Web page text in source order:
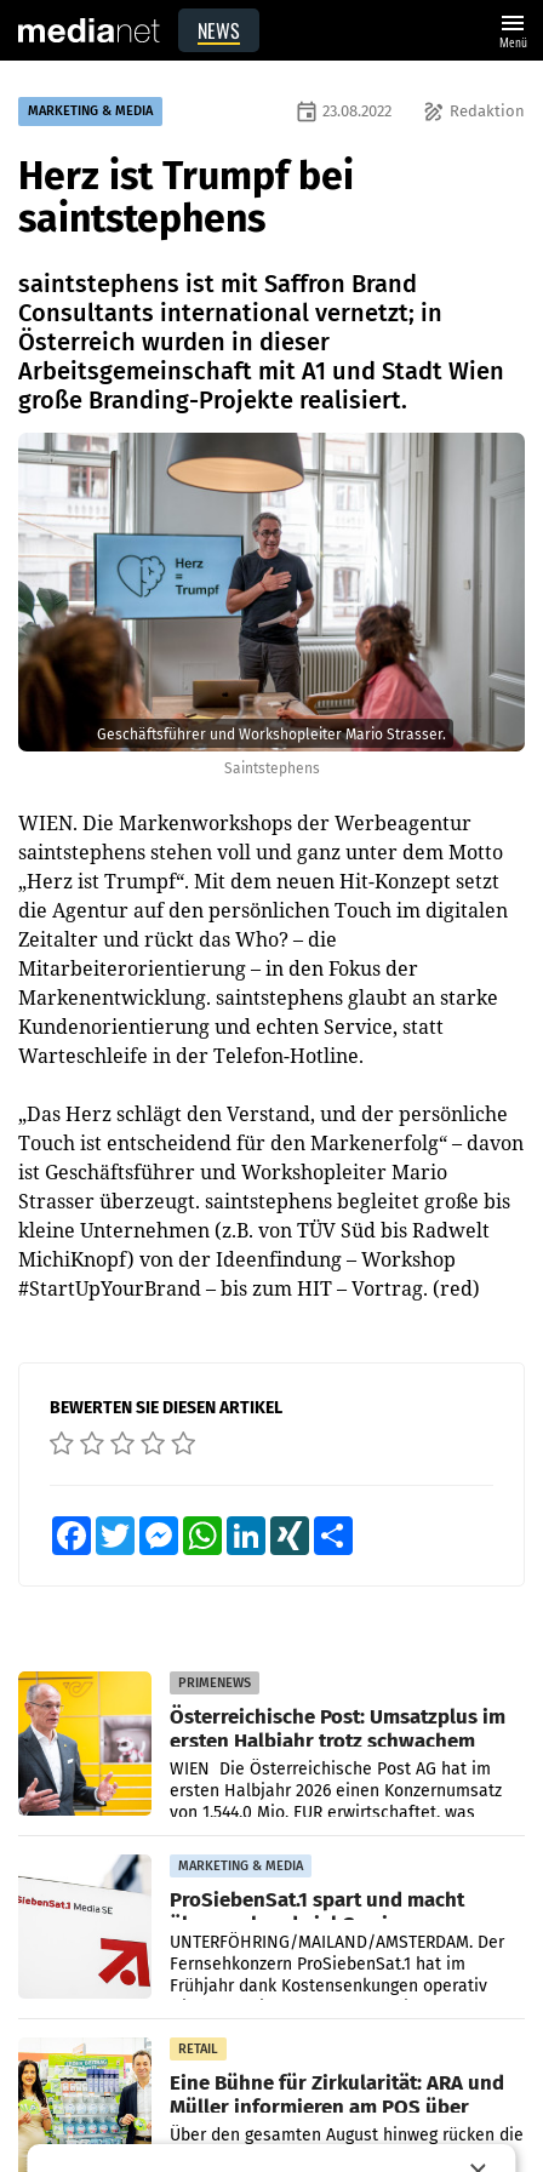
NEWS menu
Menü
Saintstephens
Geschäftsführer und Workshopleiter Mario Strasser.
MARKETING & MEDIA draw Redaktion
event 23.08.2022
Herz ist Trumpf bei
saintstephens
saintstephens ist mit Saffron Brand
Consultants international vernetzt; in
Österreich wurden in dieser
Arbeitsgemeinschaft mit A1 und Stadt Wien
große Branding-Projekte realisiert.
WIEN. Die Markenworkshops der Werbeagentur
saintstephens stehen voll und ganz unter dem Motto
„Herz ist Trumpf“. Mit dem neuen Hit-Konzept setzt
die Agentur auf den persönlichen Touch im digitalen
Zeitalter und rückt das Who? – die
Mitarbeiterorientierung – in den Fokus der
Markenentwicklung. saintstephens glaubt an starke
Kundenorientierung und echten Service, statt
Warteschleife in der Telefon-Hotline.
„Das Herz schlägt den Verstand, und der persönliche
Touch ist entscheidend für den Markenerfolg“ – davon
ist Geschäftsführer und Workshopleiter Mario
Strasser überzeugt. saintstephens begleitet große bis
kleine Unternehmen (z.B. von TÜV Süd bis Radwelt
MichiKnopf) von der Ideenfindung – Workshop
#StartUpYourBrand – bis zum HIT – Vortrag. (red)
BEWERTEN SIE DIESEN ARTIKEL
FacebookTwitter MessengerWhatsAppLinkedInXING
PRIMENEWS
Österreichische Post: Umsatzplus im
ersten Halbjahr trotz schwachem
Briefgeschäft
WIEN Die Österreichische Post AG hat im
ersten Halbjahr 2026 einen Konzernumsatz
von 1.544,0 Mio. EUR erwirtschaftet, was
einem Plus von 3,8 Prozent gegenüber dem
Vergleichszeitraum
MARKETING & MEDIA
ProSiebenSat.1 spart und macht
überraschend viel Gewinn
UNTERFÖHRING/MAILAND/AMSTERDAM. Der
Fernsehkonzern ProSiebenSat.1 hat im
Frühjahr dank Kostensenkungen operativ
RETAIL
Eine Bühne für Zirkularität: ARA und
Müller informieren am POS über
Kreislauffähigkeit
Über den gesamten August hinweg rücken die